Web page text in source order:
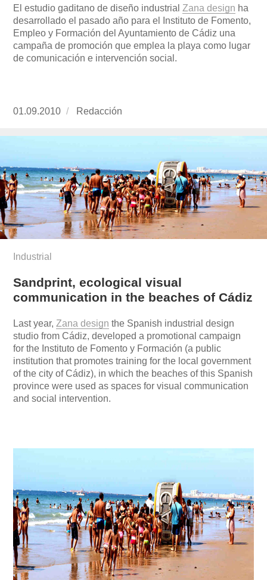
El estudio gaditano de diseño industrial Zana design ha
desarrollado el pasado año para el Instituto de Fomento,
Empleo y Formación del Ayuntamiento de Cádiz una
campaña de promoción que emplea la playa como lugar
de comunicación e intervención social.
Publicado
01.09.2010 https://www.experimenta.es/author/redaccion/
Redacción
Industrial
Sandprint, ecological visual
communication in the beaches of Cádiz
Last year, Zana design the Spanish industrial design
studio from Cádiz, developed a promotional campaign
for the Instituto de Fomento y Formación (a public
institution that promotes training for the local government
of the city of Cádiz), in which the beaches of this Spanish
province were used as spaces for visual communication
and social intervention.